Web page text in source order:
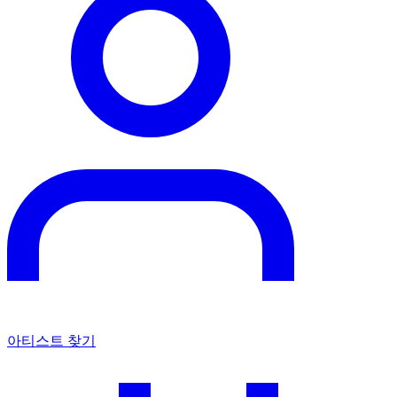
아티스트 찾기